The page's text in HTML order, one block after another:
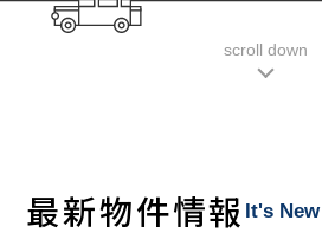
scroll down
最新物件情報 It's New